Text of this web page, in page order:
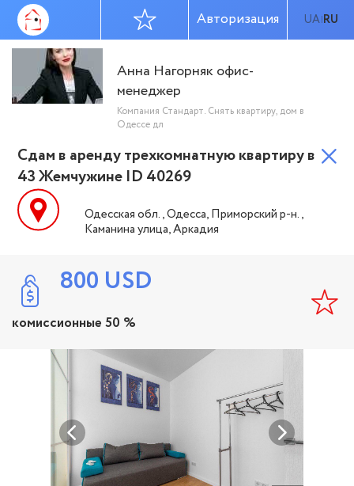
UA|RU
Авторизация
Анна Нагорняк офис-
менеджер
Компания Стандарт. Снять квартиру, дом в
Одессе дл
Сдам в аренду трехкомнатную квартиру в
43 Жемчужине ID 40269
Одесская обл., Одесса, Приморский р-н.,
Каманина улица, Аркадия
800 USD
комиссионные 50 %